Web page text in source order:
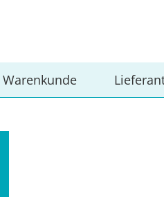
Warenkunde